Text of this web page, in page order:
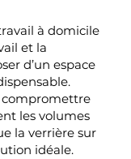
à domicile
et la
d’un espace
compromettre
les volumes
la verrière sur
idéale.